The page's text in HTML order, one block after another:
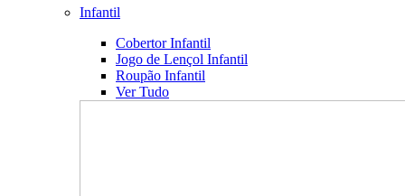
Infantil
Cobertor Infantil
Jogo de Lençol Infantil
Roupão Infantil
Ver Tudo